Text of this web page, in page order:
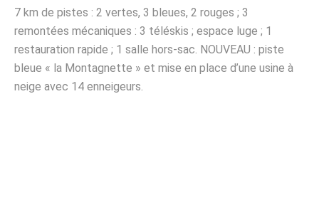
7 km de pistes : 2 vertes, 3 bleues, 2 rouges ; 3
remontées mécaniques : 3 téléskis ; espace luge ; 1
restauration rapide ; 1 salle hors-sac. NOUVEAU : piste
bleue « la Montagnette » et mise en place d’une usine à
neige avec 14 enneigeurs.